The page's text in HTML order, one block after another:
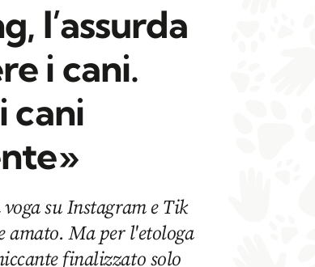
l’assurda
i cani.
cani
su Instagram e Tik
amato. Ma per l'etologa
finalizzato solo